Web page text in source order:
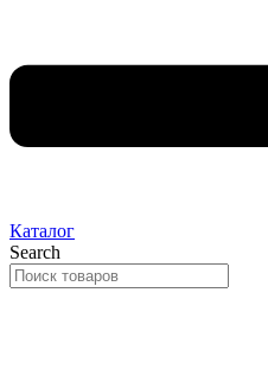
Каталог
Search